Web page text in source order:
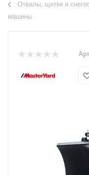
Отвалы, щетки и
машины